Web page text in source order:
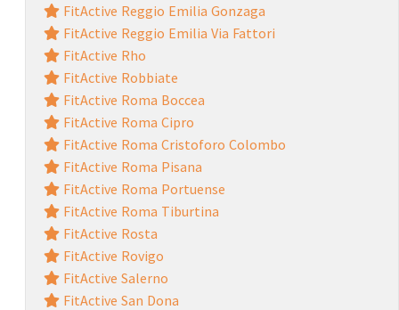
FitActive Reggio Emilia Gonzaga
FitActive Reggio Emilia Via Fattori
FitActive Rho
FitActive Robbiate
FitActive Roma Boccea
FitActive Roma Cipro
FitActive Roma Cristoforo Colombo
FitActive Roma Pisana
FitActive Roma Portuense
FitActive Roma Tiburtina
FitActive Rosta
FitActive Rovigo
FitActive Salerno
FitActive San Dona